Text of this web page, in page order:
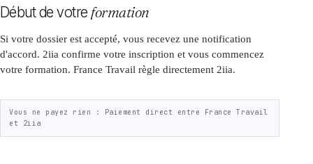
Début de votreformation
Si votre dossier est accepté, vous recevez une notification
d'accord. 2iia confirme votre inscription et vous commencez
votre formation. France Travail règle directement 2iia.
Vous ne payez rien :
Paiement direct entre France Travail
et 2iia